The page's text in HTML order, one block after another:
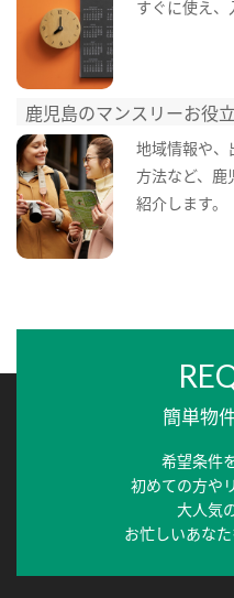
すぐに使え、
鹿児島のマンスリーお役
地域情報や、
方法など、鹿
紹介します。
簡単物
希望条件
初めての方や
大人気
お忙しいあなた